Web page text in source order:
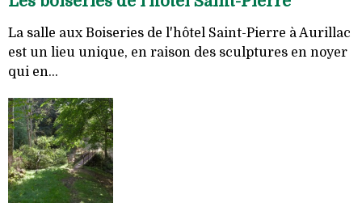
La salle aux Boiseries de l'hôtel Saint-Pierre à Aurillac
est un lieu unique, en raison des sculptures en noyer
qui en...